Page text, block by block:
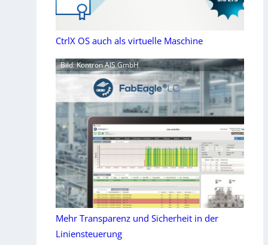
CtrlX OS auch als virtuelle Maschine
Bild: Kontron AIS GmbH
Mehr Transparenz und Sicherheit in der
Liniensteuerung